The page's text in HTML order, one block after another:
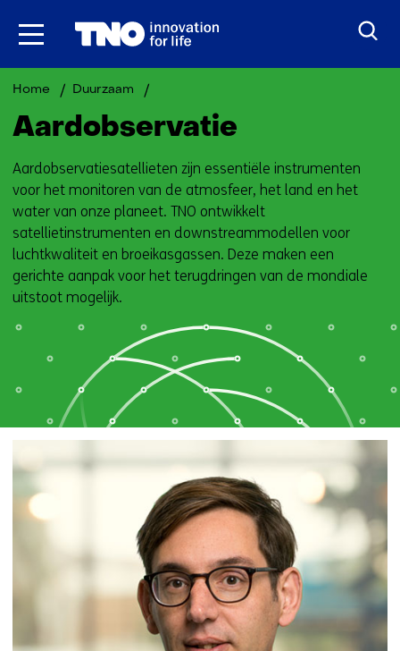
Ga
Home Duurzaam
Aardobservatie
Aardobservatiesatellieten zijn essentiële instrumenten
voor het monitoren van de atmosfeer, het land en het
water van onze planeet. TNO ontwikkelt
satellietinstrumenten en downstreammodellen voor
luchtkwaliteit en broeikasgassen. Deze maken een
gerichte aanpak voor het terugdringen van de mondiale
uitstoot mogelijk.